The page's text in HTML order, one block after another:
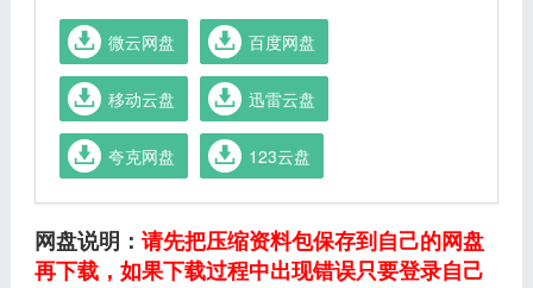
微云网盘 百度网盘
移动云盘 迅雷云盘
夸克网盘 123云盘
网盘说明： 请先把压缩资料包保存到自己的网盘
再下载，如果下载过程中出现错误只要登录自己